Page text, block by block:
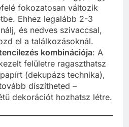
fokozatosan változik
Ehhez legalább 2-3
és nedves szivaccsal,
el a találkozásoknál.
kombinációja: A
felületre ragaszthatsz
(dekupázs technika),
díszítheted –
dekorációt hozhatsz létre.